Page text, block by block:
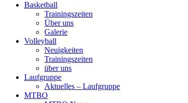
Basketball
Trainingszeiten
Über uns
Galerie
Volleyball
Neuigkeiten
Trainingszeiten
über uns
Laufgruppe
Aktuelles – Laufgruppe
MTBO